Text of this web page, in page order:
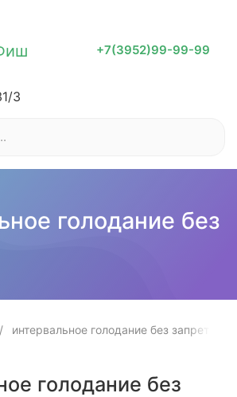
+7(3952)99-99-99
3
голодание без
интервальное голодание без запрета
голодание без